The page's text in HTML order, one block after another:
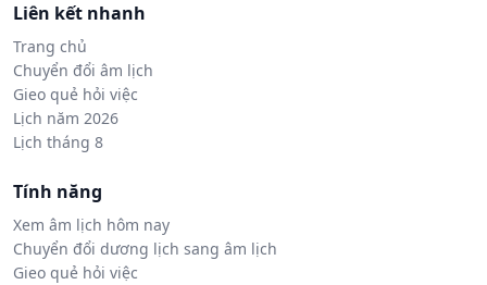
Liên kết nhanh
Trang chủ
Chuyển đổi âm lịch
Gieo quẻ hỏi việc
Lịch năm 2026
Lịch tháng 8
Tính năng
Xem âm lịch hôm nay
Chuyển đổi dương lịch sang âm lịch
Gieo quẻ hỏi việc